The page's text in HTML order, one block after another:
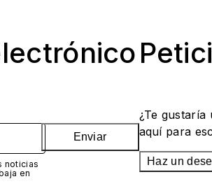
noticias
en
Enviar
¿Te gustaría
aquí para
Haz un